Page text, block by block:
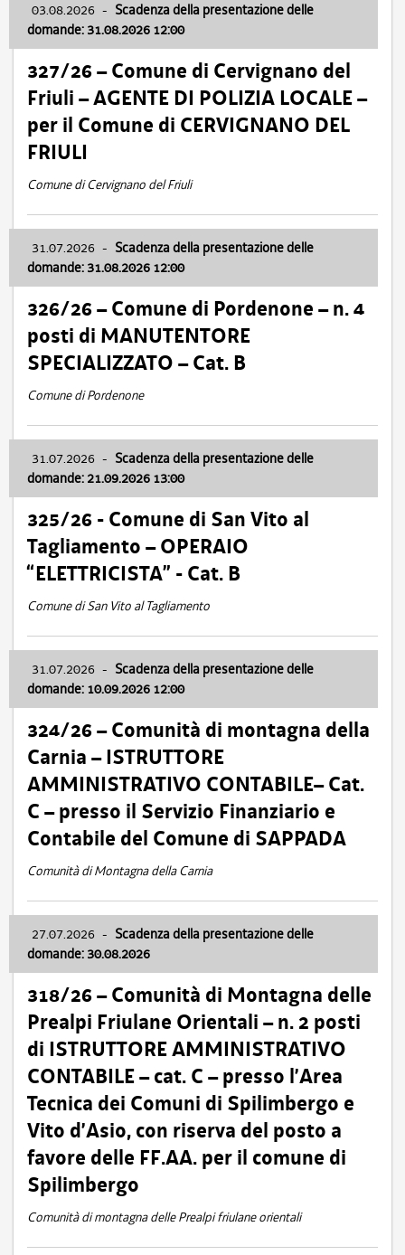
03.08.2026 - Scadenza della presentazione delle
domande: 31.08.2026 12:00
327/26 – Comune di Cervignano del
Friuli – AGENTE DI POLIZIA LOCALE –
per il Comune di CERVIGNANO DEL
FRIULI
Comune di Cervignano del Friuli
31.07.2026 - Scadenza della presentazione delle
domande: 31.08.2026 12:00
326/26 – Comune di Pordenone – n. 4
posti di MANUTENTORE
SPECIALIZZATO – Cat. B
Comune di Pordenone
31.07.2026 - Scadenza della presentazione delle
domande: 21.09.2026 13:00
325/26 - Comune di San Vito al
Tagliamento – OPERAIO
“ELETTRICISTA” - Cat. B
Comune di San Vito al Tagliamento
31.07.2026 - Scadenza della presentazione delle
domande: 10.09.2026 12:00
324/26 – Comunità di montagna della
Carnia – ISTRUTTORE
AMMINISTRATIVO CONTABILE– Cat.
C – presso il Servizio Finanziario e
Contabile del Comune di SAPPADA
Comunità di Montagna della Carnia
27.07.2026 - Scadenza della presentazione delle
domande: 30.08.2026
318/26 – Comunità di Montagna delle
Prealpi Friulane Orientali – n. 2 posti
di ISTRUTTORE AMMINISTRATIVO
CONTABILE – cat. C – presso l’Area
Tecnica dei Comuni di Spilimbergo e
Vito d’Asio, con riserva del posto a
favore delle FF.AA. per il comune di
Spilimbergo
Comunità di montagna delle Prealpi friulane orientali